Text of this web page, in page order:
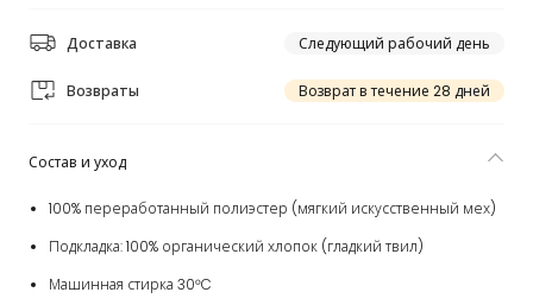
Доставка Следующий рабочий день
Возвраты Возврат в течение 28 дней
Состав и уход
100% переработанный полиэстер (мягкий искусственный мех)
Подкладка: 100% органический хлопок (гладкий твил)
Машинная стирка 30°C